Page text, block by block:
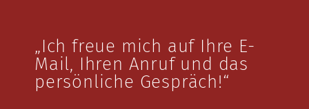
„Ich freue mich auf Ihre E-
Mail, Ihren Anruf und das
persönliche Gespräch!“